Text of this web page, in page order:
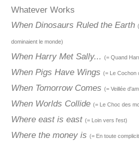
Whatever Works
When Dinosaurs Ruled the Earth
dominaient le monde)
When Harry Met Sally... (= Quand
When Pigs Have Wings (= Le Cochon
When Tomorrow Comes (= Veillée
When Worlds Collide (= Le Choc des
Where east is east (= Loin vers l'est)
Where the money is (= En toute